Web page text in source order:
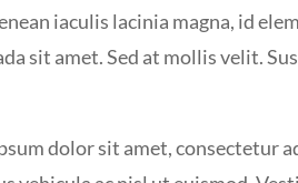
iaculis lacinia magna, id
sit amet. Sed at mollis velit.
dolor sit amet, consectetur